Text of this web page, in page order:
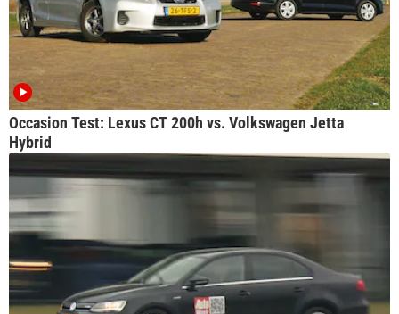
Occasion Test: Lexus CT 200h vs. Volkswagen Jetta
Hybrid